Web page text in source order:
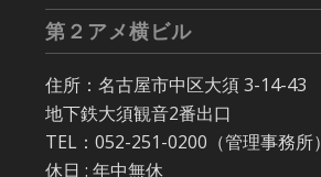
第２アメ横ビル
住所：名古屋市中区大須 3-14-43
地下鉄大須観音2番出口
TEL：052-251-0200（管理事務所）
休日 : 年中無休